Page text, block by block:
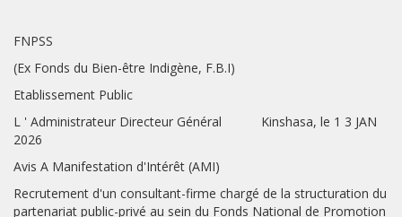
FNPSS
(Ex Fonds du Bien-être Indigène, F.B.I)
Etablissement Public
L ' Administrateur Directeur Général Kinshasa, le 1 3 JAN
2026
Avis A Manifestation d'Intérêt (AMI)
Recrutement d'un consultant-firme chargé de la structuration du
partenariat public-privé au sein du Fonds National de Promotion